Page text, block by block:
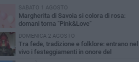
SABATO 1 AGOSTO
Margherita di Savoia si colora di rosa:
domani torna "Pink&Love"
DOMENICA 2 AGOSTO
Tra fede, tradizione e folklore: entrano nel
vivo i festeggiamenti in onore del
Salvatore